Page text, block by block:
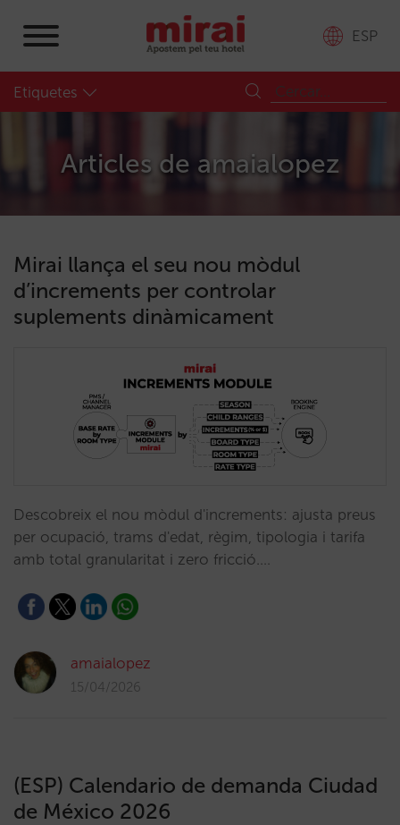
ESP
Etiquetes
Articles de amaialopez
Mirai llança el seu nou mòdul
d’increments per controlar
suplements dinàmicament
Descobreix el nou mòdul d'increments: ajusta preus
per ocupació, trams d'edat, règim, tipologia i tarifa
amb total granularitat i zero fricció.…
amaialopez
15/04/2026
(ESP) Calendario de demanda Ciudad
de México 2026